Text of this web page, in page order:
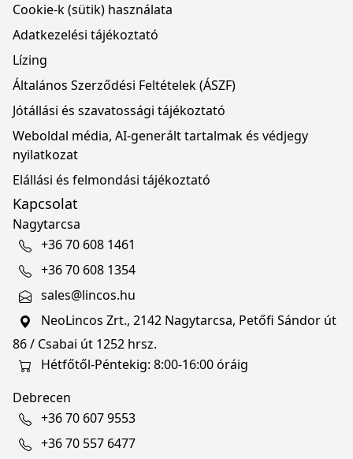
Cookie-k (sütik) használata
Adatkezelési tájékoztató
Lízing
Általános Szerződési Feltételek (ÁSZF)
Jótállási és szavatossági tájékoztató
Weboldal média, AI-generált tartalmak és védjegy
nyilatkozat
Elállási és felmondási tájékoztató
Kapcsolat
Nagytarcsa
+36 70 608 1461
+36 70 608 1354
sales@lincos.hu
NeoLincos Zrt., 2142 Nagytarcsa, Petőfi Sándor út
86 / Csabai út 1252 hrsz.
Hétfőtől-Péntekig: 8:00-16:00 óráig
Debrecen
+36 70 607 9553
+36 70 557 6477